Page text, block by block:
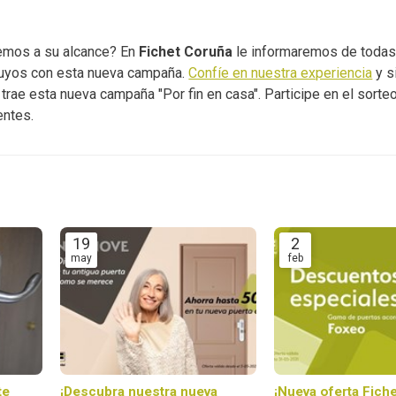
a su alcance? En Fichet Coruña le informaremos de
con esta nueva campaña.Confíe en nuestra experiencia y
esta nueva campaña "Por fin en casa". Participe en el
19
may
¡Descubra nuestra nueva
2
feb
¡Nueva oferta